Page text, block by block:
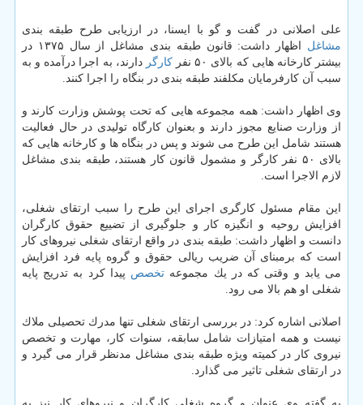
علی اصلانی در گفت و گو با ایسنا، در ارزیابی طرح طبقه بندی
مشاغل
اظهار داشت: قانون طبقه بندی مشاغل از سال ۱۳۷۵ در
بیشتر كارخانه هایی كه بالای ۵۰ نفر
كارگر دارند، به اجرا درآمده و به
سبب آن كارفرمایان مكلفند طبقه بندی در بنگاه را اجرا كنند.
وی اظهار داشت: همه مجموعه هایی كه تحت پوشش وزارت كارند و
از وزارت صنایع مجوز دارند و بعنوان كارگاه تولیدی در حال فعالیت
هستند شامل این طرح می شوند و پس در بنگاه ها و كارخانه هایی كه
بالای ۵۰ نفر كارگر و مشمول قانون كار هستند، طبقه بندی مشاغل
لازم الاجرا است.
این مقام مسئول كارگری اجرای این طرح را سبب ارتقای شغلی،
افزایش روحیه و انگیزه كار و جلوگیری از تضییع حقوق كارگران
دانست و اظهار داشت: طبقه بندی در واقع ارتقای شغلی نیروهای كار
است كه برمبنای آن ضریب ریالی حقوق و گروه پایه فرد افزایش
می یابد و وقتی كه در یك مجموعه تخصص پیدا كرد به تدریج پایه
شغلی او هم بالا می رود.
اصلانی اشاره كرد: در بررسی ارتقای شغلی تنها مدرك تحصیلی ملاك
نیست و همه امتیازات شامل سابقه، سنوات كار، مهارت و تخصص
نیروی كار در كمیته ویژه طبقه بندی مشاغل مدنظر قرار می گیرد و
در ارتقای شغلی تاثیر می گذارد.